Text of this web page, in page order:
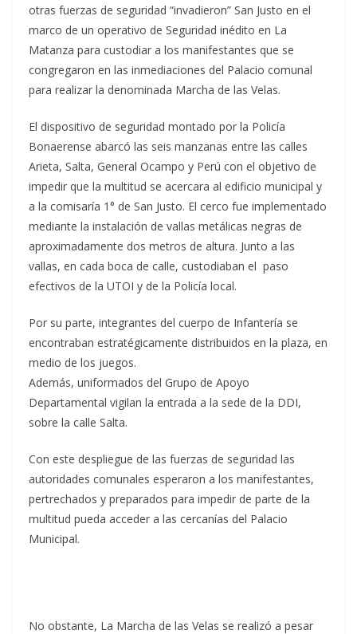
otras fuerzas de seguridad “invadieron” San Justo en el
marco de un operativo de Seguridad inédito en La
Matanza para custodiar a los manifestantes que se
congregaron en las inmediaciones del Palacio comunal
para realizar la denominada Marcha de las Velas.
El dispositivo de seguridad montado por la Policía
Bonaerense abarcó las seis manzanas entre las calles
Arieta, Salta, General Ocampo y Perú con el objetivo de
impedir que la multitud se acercara al edificio municipal y
a la comisaría 1° de San Justo. El cerco fue implementado
mediante la instalación de vallas metálicas negras de
aproximadamente dos metros de altura. Junto a las
vallas, en cada boca de calle, custodiaban el paso
efectivos de la UTOI y de la Policía local.
Por su parte, integrantes del cuerpo de Infantería se
encontraban estratégicamente distribuidos en la plaza, en
medio de los juegos.
Además, uniformados del Grupo de Apoyo
Departamental vigilan la entrada a la sede de la DDI,
sobre la calle Salta.
Con este despliegue de las fuerzas de seguridad las
autoridades comunales esperaron a los manifestantes,
pertrechados y preparados para impedir de parte de la
multitud pueda acceder a las cercanías del Palacio
Municipal.
No obstante, La Marcha de las Velas se realizó a pesar